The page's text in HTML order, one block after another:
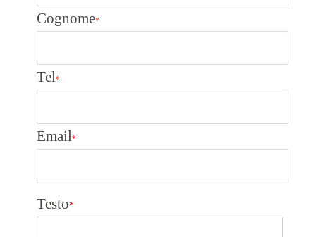
Cognome*
Tel*
Email*
Testo*